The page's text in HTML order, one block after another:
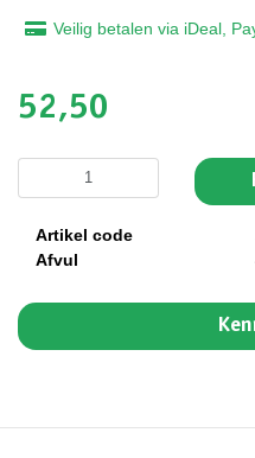
Veilig betalen via iDeal,
52,50
Artikel code
Afvul